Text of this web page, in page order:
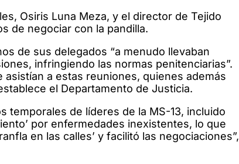
Osiris Luna Meza, y el director de Tejido
de negociar con la pandilla.
de sus delegados “a menudo llevaban
infringiendo las normas penitenciarias”.
a estas reuniones, quienes además
el Departamento de Justicia.
temporales de líderes de la MS-13, incluido
por enfermedades inexistentes, lo que
en las calles’ y facilitó las negociaciones”,